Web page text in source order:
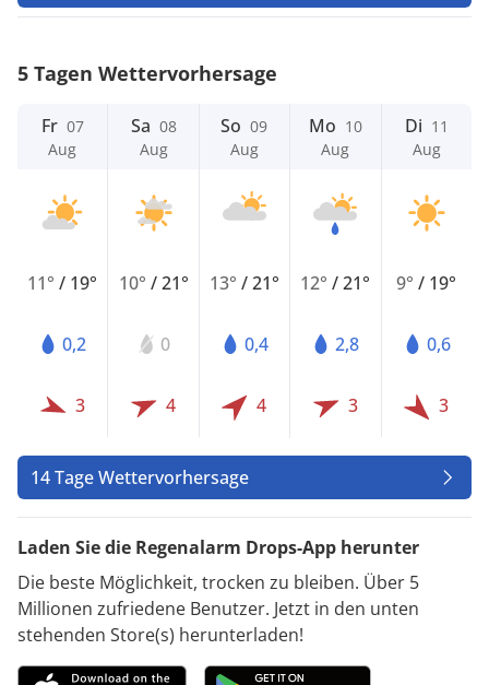
5 Tagen Wettervorhersage
Fr 07
Aug
11°/ 19°
0,2
3
Sa 08
Aug
10° /21°
0
4
So 09
Aug
13° /21°
0,4
4
Mo 10
Aug
12°/21°
2,8
3
Di 11
Aug
9°/ 19°
0,6
3
14 Tage Wettervorhersage
Laden Sie die Regenalarm Drops-App herunter
Die beste Möglichkeit, trocken zu bleiben. Über 5
Millionen zufriedene Benutzer. Jetzt in den unten
stehenden Store(s) herunterladen!